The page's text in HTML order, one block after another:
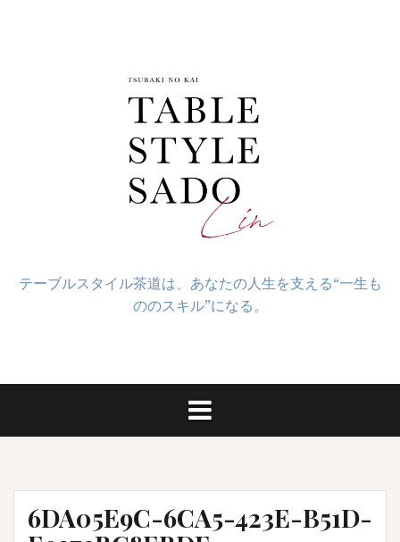
テーブルスタイル茶道は、あなたの人生を支える“一生も
ののスキル”になる。
6DA05E9C-6CA5-423E-B51D-